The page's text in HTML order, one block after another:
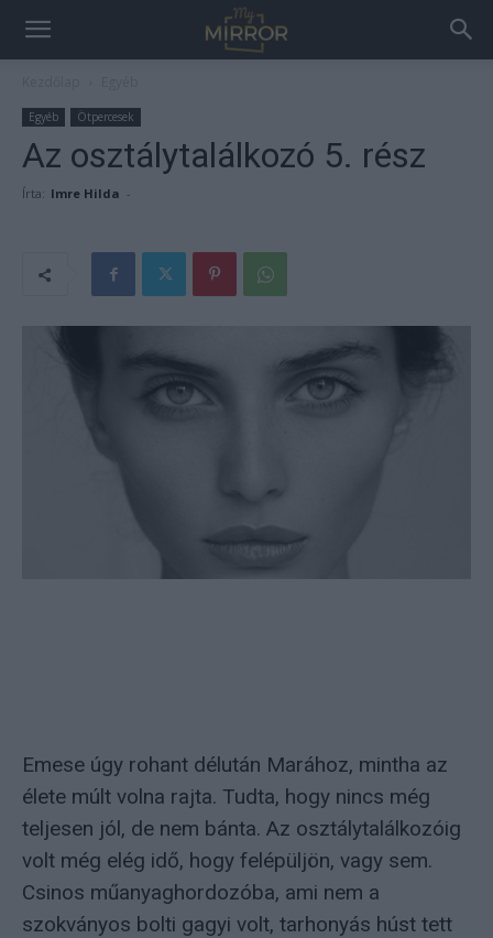
Egyéb Ötpercesek
Az osztálytalálkozó 5. rész
Írta: Imre Hilda -
Emese úgy rohant délután Marához, mintha az
élete múlt volna rajta. Tudta, hogy nincs még
teljesen jól, de nem bánta. Az osztálytalálkozóig
volt még elég idő, hogy felépüljön, vagy sem.
Csinos műanyaghordozóba, ami nem a
szokványos bolti gagyi volt, tarhonyás húst tett